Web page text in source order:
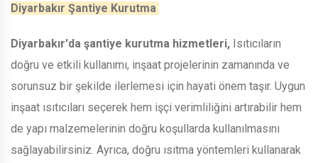
Diyarbakır Şantiye Kurutma
Diyarbakır'da şantiye kurutma hizmetleri, Isıtıcıların
doğru ve etkili kullanımı, inşaat projelerinin zamanında ve
sorunsuz bir şekilde ilerlemesi için hayati önem taşır. Uygun
inşaat ısıtıcıları seçerek hem işçi verimliliğini artırabilir hem
de yapı malzemelerinin doğru koşullarda kullanılmasını
sağlayabilirsiniz. Ayrıca, doğru ısıtma yöntemleri kullanarak